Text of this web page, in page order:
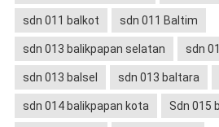
sdn 011 balkot sdn 011 Baltim
sdn 013 balikpapan selatan sdn
sdn 013 balsel sdn 013 baltara
sdn 014 balikpapan kota Sdn 015